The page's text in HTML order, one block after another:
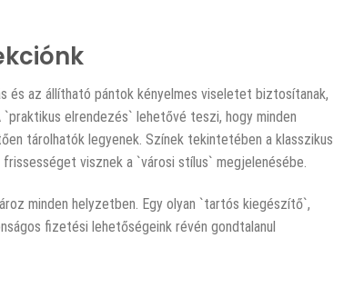
és az állítható pántok kényelmes viseletet biztosítanak,
elrendezés` lehetővé teszi, hogy minden
tárolhatók legyenek. Színek tekintetében a klasszikus
visznek a `városi stílus` megjelenésébe.
minden helyzetben. Egy olyan `tartós kiegészítő`,
fizetési lehetőségeink révén gondtalanul